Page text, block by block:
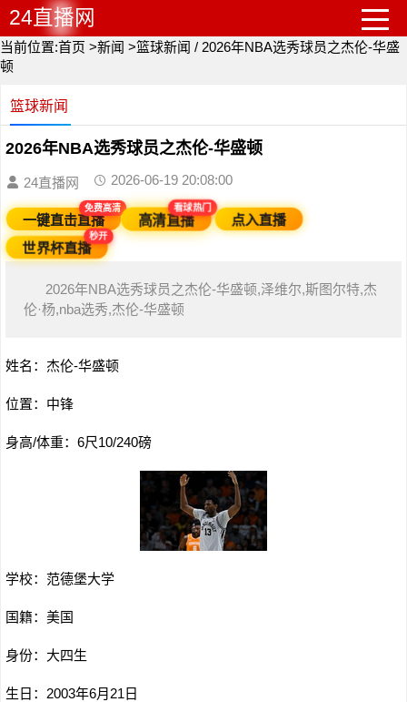
24直播网
当前位置:首页 >新闻 >篮球新闻 / 2026年NBA选秀球员之杰伦-华盛
顿
篮球新闻
2026年NBA选秀球员之杰伦-华盛顿
24直播网 2026-06-19 20:08:00
一键直击直播
免费高清
高清直播
看球热门
点入直播
世界杯直播
秒开
2026年NBA选秀球员之杰伦-华盛顿,泽维尔,斯图尔特,杰
伦·杨,nba选秀,杰伦-华盛顿
姓名：杰伦-华盛顿
位置：中锋
身高/体重：6尺10/240磅
学校：范德堡大学
国籍：美国
身份：大四生
生日：2003年6月21日